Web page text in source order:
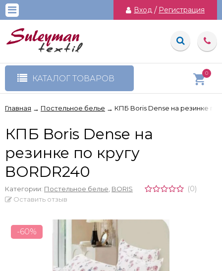
Вход / Регистрация
КАТАЛОГ ТОВАРОВ
0
Главная → Постельное белье → КПБ Boris Dense на резинке по
КПБ Boris Dense на
резинке по кругу
BORDR240
Категории: Постельное белье BORIS (0)
Оставить отзыв
-60%